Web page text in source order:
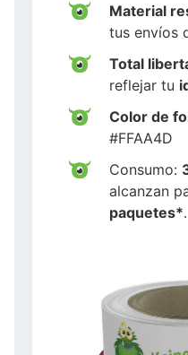
Material
tus envíos
Total
reflejar tu
Color de
#FFAA4D
Consumo:
alcanzan
paquetes*.